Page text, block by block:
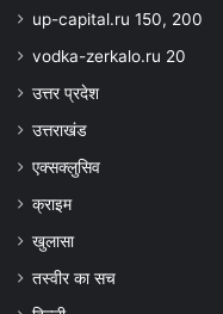
up-capital.ru 150, 200
vodka-zerkalo.ru 20
उत्तर प्रदेश
उत्तराखंड
एक्सक्लुसिव
क्राइम
खुलासा
तस्वीर का सच